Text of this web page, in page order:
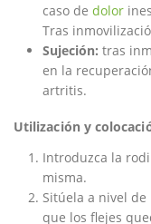
caso de dolor
Tras
Sujeción: tras
en la
artritis.
Utilización y
Introduzca la
misma.
Sitúela a nivel
que los flejes